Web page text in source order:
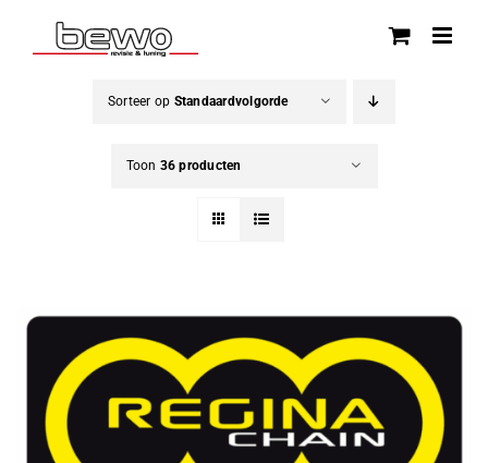
naar
Sorteer op Standaardvolgorde
Toon 36 producten